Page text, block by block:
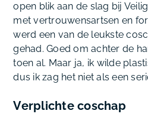
open blik aan de slag bij
met vertrouwensartsen en
werd een van de leukste
gehad. Goed om achter de
toen al. Maar ja, ik wilde
dus ik zag het niet als een
Verplichte coschap